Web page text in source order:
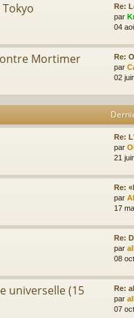
Re:
par
04
Mortimer
Re:
par
02
Re:
par
21
Re:
par
17
Re:
par
08
universelle (15
Re:
par
07